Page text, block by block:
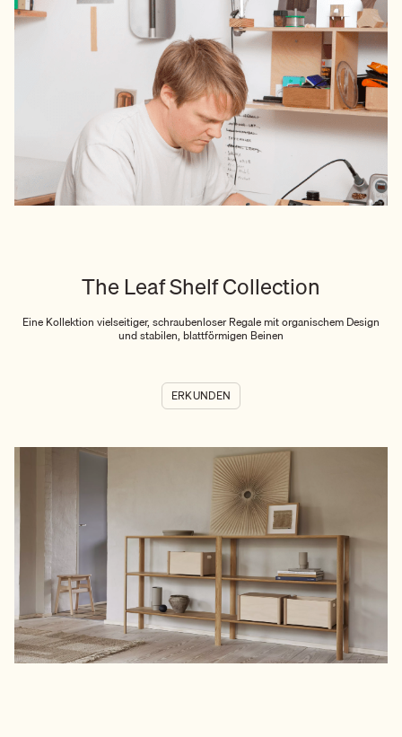
The Leaf Shelf Collection
Eine Kollektion vielseitiger, schraubenloser Regale mit organischem Design
und stabilen, blattförmigen Beinen
ERKUNDEN